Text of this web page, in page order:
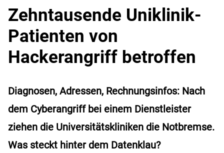
Zehntausende Uniklinik-
Patienten von
Hackerangriff betroffen
Diagnosen, Adressen, Rechnungsinfos: Nach
dem Cyberangriff bei einem Dienstleister
ziehen die Universitätskliniken die Notbremse.
Was steckt hinter dem Datenklau?